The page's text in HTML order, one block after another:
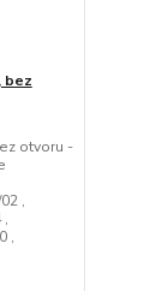
bez
otvoru -
,
,
,